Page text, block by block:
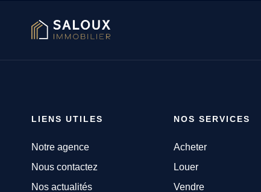
LIENS UTILES
Notre agence
Nous contactez
Nos actualités
NOS SERVICES
Acheter
Louer
Vendre